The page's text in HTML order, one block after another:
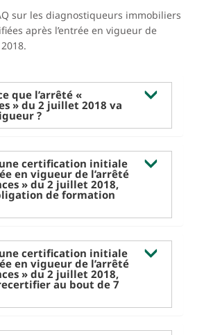
sur les diagnostiqueurs immobiliers
après l’entrée en vigueur de
que l’arrêté «
» du 2 juillet 2018 va
?
une certification initiale
en vigueur de l’arrêté
» du 2 juillet 2018,
de formation
une certification initiale
en vigueur de l’arrêté
» du 2 juillet 2018,
au bout de 7